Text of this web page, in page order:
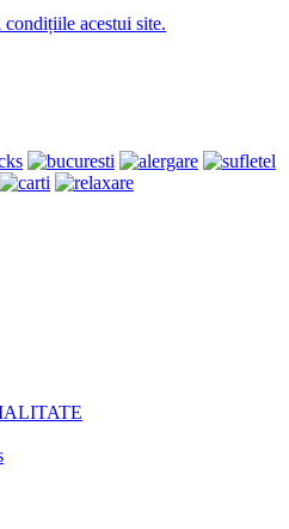
acestui site.